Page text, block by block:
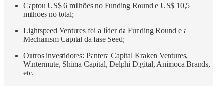
Captou US$ 6 milhões no Funding Round e US$ 10,5
milhões no total;
Lightspeed Ventures foi a líder da Funding Round e a
Mechanism Capital da fase Seed;
Outros investidores: Pantera Capital Kraken Ventures,
Wintermute, Shima Capital, Delphi Digital, Animoca Brands,
etc.